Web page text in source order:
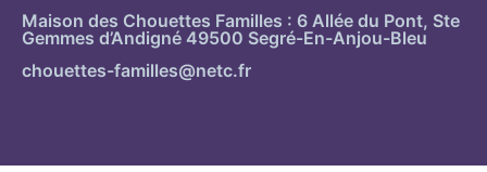
Maison des Chouettes Familles : 6 Allée du Pont, Ste
Gemmes d’Andigné 49500 Segré-En-Anjou-Bleu
chouettes-familles@netc.fr